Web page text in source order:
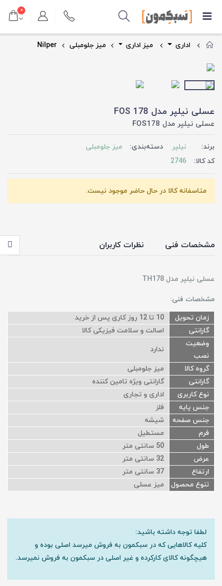
۰
اداری میز اداری میز جلومبلی Nilper
عسلی نیلپر مدل FOS 178
عسلی نیلپر مدل FOS178
برند: نیلپر دسته‌بندی:
میز جلومبلی
کد کالا:
2746
متاسفانه کالا در حال حاضر موجود نیست.
مشخصات فنی نظرات کاربران
عسلی نیلپر مدل TH178
مشخصات فنی:
زمان تحویل
10 تا 12 روز کاری پس از خرید
گارانتی
اصالت و سلامت فیزیکی کالا
وضعیت
نصب
ندارد
گروه کالا
میز جلومبلی
گارانتی
گارانتی ویژه تامین کننده
نوع کاربری
اداری و تجاری
جنس پایه
فلز
جنس صفحه
شیشه
فرم
مستطیل
طول
50 سانتی متر
عرض
32 سانتی متر
ارتفاع
37 سانتی متر
تنوع محصول
میز عسلی
لطفا توجه داشته باشید:
کلیه کالاهایی که در سبکمون به فروش میرسد اصلی بوده و
هیچگونه کالای کارکرده و غیر اصلی در سبکمون به فروش نمیرسد.